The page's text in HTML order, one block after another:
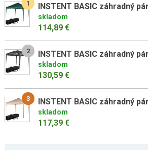
1
skladom
114,89 €
2
skladom
130,59 €
3
skladom
117,39 €